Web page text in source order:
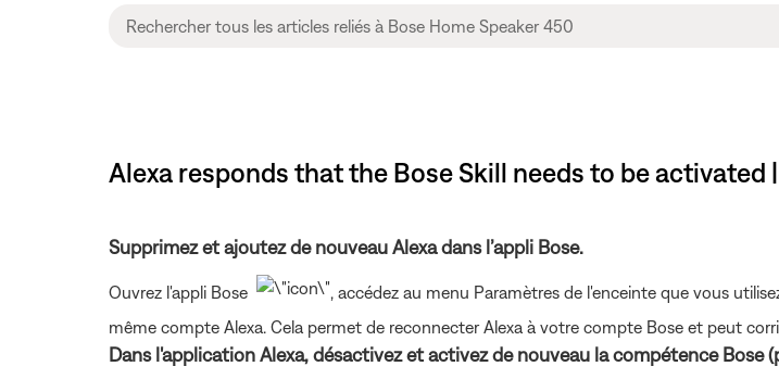
Alexa responds that the Bose Skill needs to be activated
Supprimez et ajoutez de nouveau Alexa dans l’appli Bose.
Ouvrez l'appli Bose
, accédez au menu Paramètres de l'enceinte que vous
même compte Alexa. Cela permet de reconnecter Alexa à votre compte Bose et peut
Dans l'application Alexa, désactivez et activez de nouveau la compétence Bose